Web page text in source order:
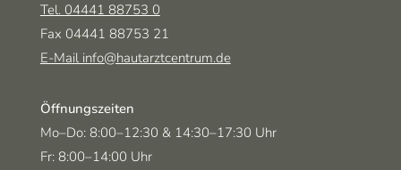
Tel. 04441 88753 0
Fax 04441 88753 21
E-Mail info@hautarztcentrum.de
Öffnungszeiten
Mo–Do: Montag-Donnerstag
8:00–12:30 und
& 14:30–17:30 Uhr
Fr:Freitag
8:00–14:00 Uhr